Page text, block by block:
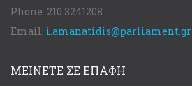
Phone: 210 3241208
Email: i.amanatidis@parliament.gr
ΜΕΙΝΕΤΕ ΣΕ ΕΠΑΦΗ